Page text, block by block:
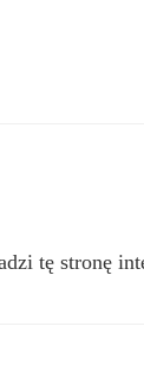
tę stronę